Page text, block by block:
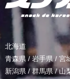
北海道
青森県 / 岩手県/ 宮
新潟県 /群馬県/山